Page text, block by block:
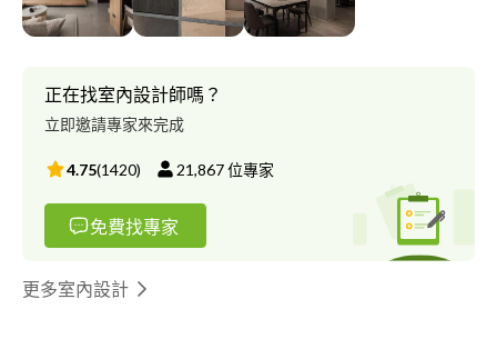
最佳表達方式。 藝術塗料與傳統塗料之間最大的區別在於，傳統
塗料大都是單色乳膠漆，所營造出來的效果相對較單一，產品所用
工工藝的不同，每一道的施工都有不同的效果。 礦物塗料：採用
其獨特材料，其色彩鮮明，具有洞石、風化石、的質感，可任意創
作藝術造型。通過藝術施工的手法，呈現各類自然岩石的裝飾效
果，具有天然石材的表現力。 金屬漆：比較適合於室內場合的裝
修，塗料內含雲母粉，隨著光線有不同折射的效果，給人一種高貴
典雅的氛圍。除了具有裝飾效果，又可融入空間中，不搶其他材料
的風采。給傳統的裝飾塗料注入了新鮮的血液。
正在找室內設計師嗎？
立即邀請專家來完成
4.75(1420) 21,867位專家
免費找專家
更多室內設計